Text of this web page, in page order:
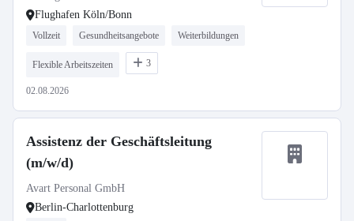
Flughafen Köln/Bonn
Vollzeit Gesundheitsangebote Weiterbildungen
Flexible Arbeitszeiten 3
02.08.2026
Assistenz der Geschäftsleitung
(m/w/d)
Avart Personal GmbH
Berlin-Charlottenburg